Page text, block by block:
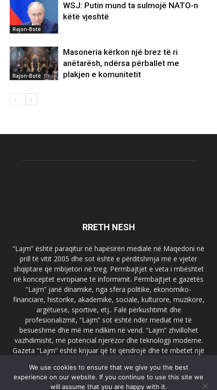
Rajon-Botë
WSJ: Putin mund ta sulmojë NATO-n
këtë vjeshtë
Rajon-Botë
Masoneria kërkon një brez të ri
anëtarësh, ndërsa përballet me
plakjen e komunitetit
RRETH NESH
“Lajm” është paraqitur në hapësirën mediale në Maqedoni në
prill të vitit 2005 dhe sot është e përditshmja më e vjetër
shqiptare që mbijeton në treg. Përmbajtjet e veta i mbështet
në konceptet evropiane të informimit. Përmbajtjet e gazetës
“Lajm” janë dinamike, nga sfera politike, ekonomiko-
financiare, historike, akademike, sociale, kulturore, muzikore,
argëtuese, sportive, etj.. Falë përkushtimit dhe
profesionalizmit, “Lajm” sot është ndër mediat më të
besueshme dhe më me ndikim në vend. “Lajm” zhvillohet
vazhdimisht, me potencial njerëzor dhe teknologji moderne.
Gazeta “Lajm” është krijuar që të qëndrojë dhe të mbetet një
faqja zyrtare e gazetës “Lajm”, www.lajmpress.org është një
ndër portalet më të njohur në Maqedoni.
We use cookies to ensure that we give you the best
experience on our website. If you continue to use this site we
will assume that you are happy with it.